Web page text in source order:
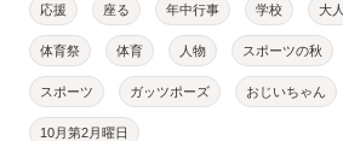
応援 座る 年中行事 学校 大人
体育祭 体育 人物 スポーツの秋
スポーツ ガッツポーズ おじいちゃん
10月第2月曜日